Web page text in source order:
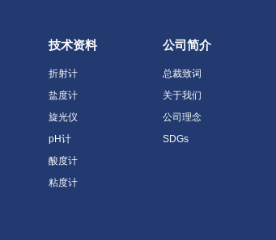
技术资料
折射计
盐度计
旋光仪
pH计
酸度计
粘度计
公司简介
总裁致词
关于我们
公司理念
SDGs